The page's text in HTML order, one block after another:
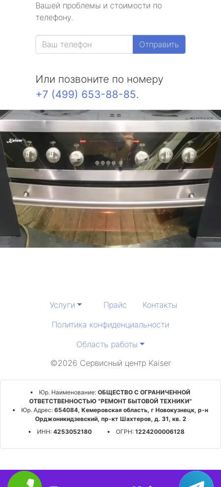
Вашей проблемы и стоимости по
телефону.
Отправить
Или позвоните по номеру
+7 (499) 653-88-85.
Услуги Прайс
Контакты
Политика конфиденциальности
Область работы
©2026 Сервисный центр Kaiser
Юр. Наименование: ОБЩЕСТВО С ОГРАНИЧЕННОЙ
ОТВЕТСТВЕННОСТЬЮ "РЕМОНТ БЫТОВОЙ ТЕХНИКИ"
Юр. Адрес: 654084, Кемеровская область, г Новокузнецк, р-н
Орджоникидзевский, пр-кт Шахтеров, д. 31, кв. 2
ИНН: 4253052180 ОГРН: 1224200006128